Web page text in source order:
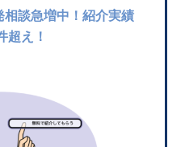
談急増中！紹介実績
超え！